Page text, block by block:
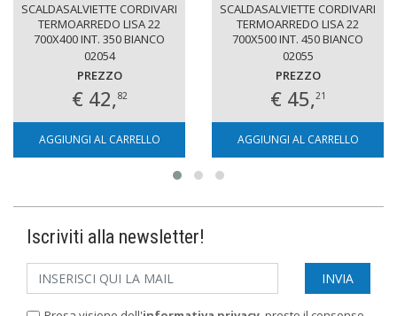
SCALDASALVIETTE CORDIVARI
TERMOARREDO LISA 22
700X400 INT. 350 BIANCO
02054
PREZZO
€ 42,82
AGGIUNGI AL CARRELLO
SCALDASALVIETTE CORDIVARI
TERMOARREDO LISA 22
700X500 INT. 450 BIANCO
02055
PREZZO
€ 45,21
AGGIUNGI AL CARRELLO
Iscriviti alla newsletter!